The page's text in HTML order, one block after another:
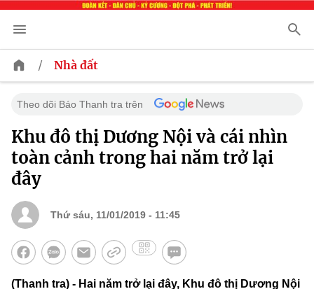
/ Nhà đất
Theo dõi Báo Thanh tra trên
Khu đô thị Dương Nội và cái nhìn
toàn cảnh trong hai năm trở lại
đây
Thứ sáu, 11/01/2019 - 11:45
(Thanh tra) - Hai năm trở lại đây, Khu đô thị Dương Nội